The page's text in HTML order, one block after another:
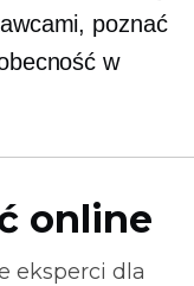
poznać
w
online
eksperci dla